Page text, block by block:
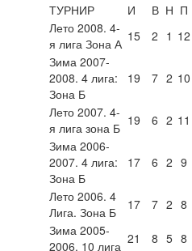
ТУРНИР
И В Н П
Лето 2008. 4-
я лига Зона А 15 2 1 12
Зима 2007-
2008. 4 лига:
Зона Б
19 7 2 10
Лето 2007. 4-
я лига зона Б 19 6 2 11
Зима 2006-
2007. 4 лига:
Зона Б
17 6 2 9
Лето 2006. 4
Лига. Зона Б
17 7 2 8
Зима 2005-
2006. 10 лига 21 8 5 8